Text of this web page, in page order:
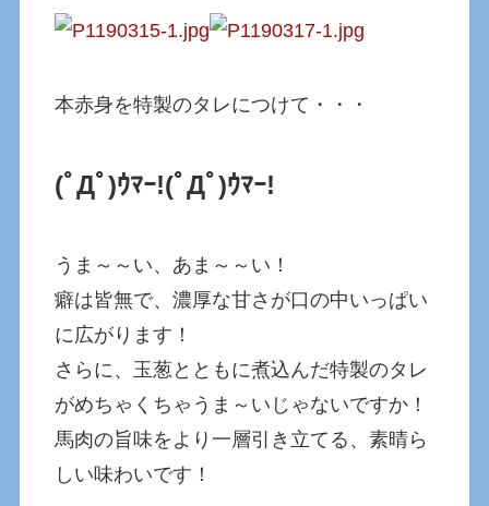
本赤身を特製のタレにつけて・・・
(ﾟДﾟ)ｳﾏｰ!(ﾟДﾟ)ｳﾏｰ!
うま～～い、あま～～い！
癖は皆無で、濃厚な甘さが口の中いっぱい
に広がります！
さらに、玉葱とともに煮込んだ特製のタレ
がめちゃくちゃうま～いじゃないですか！
馬肉の旨味をより一層引き立てる、素晴ら
しい味わいです！